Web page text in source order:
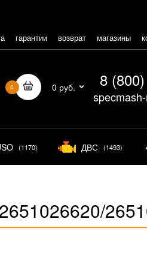
гарантии возврат магазины
0 0 руб. 8
(1170) ДВС (1493)